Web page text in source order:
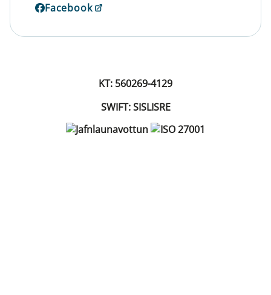
Facebook
KT: 560269-4129
SWIFT: SISLISRE